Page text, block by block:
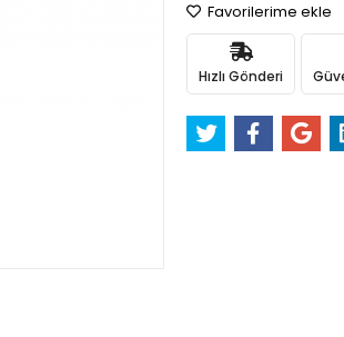
Favorilerime ekle
Hızlı Gönderi